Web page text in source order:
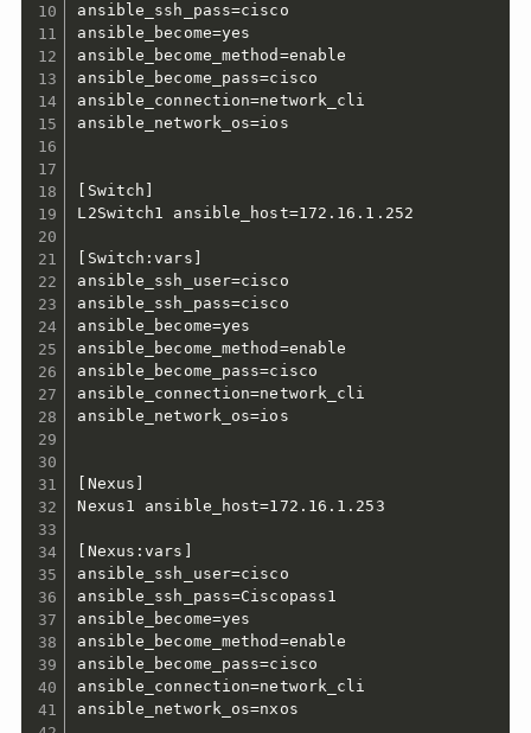
ansible_ssh_pass=cisco
ansible_become=yes
ansible_become_method=enable
ansible_become_pass=cisco
ansible_connection=network_cli
ansible_network_os=ios
[Switch]
L2Switch1 ansible_host=172.16.1.252
[Switch:vars]
ansible_ssh_user=cisco
ansible_ssh_pass=cisco
ansible_become=yes
ansible_become_method=enable
ansible_become_pass=cisco
ansible_connection=network_cli
ansible_network_os=ios
[Nexus]
Nexus1 ansible_host=172.16.1.253
[Nexus:vars]
ansible_ssh_user=cisco
ansible_ssh_pass=Ciscopass1
ansible_become=yes
ansible_become_method=enable
ansible_become_pass=cisco
ansible_connection=network_cli
ansible_network_os=nxos